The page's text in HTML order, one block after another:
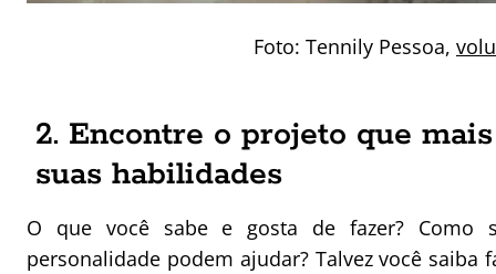
Foto: Tennily Pessoa,
2. Encontre o projeto que
suas habilidades
O que você sabe e gosta de fazer? Como
personalidade podem ajudar? Talvez você